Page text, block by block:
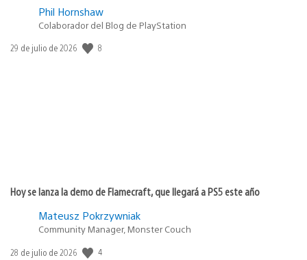
Phil Hornshaw
Colaborador del Blog de PlayStation
Fecha
29 de julio de 2026 8
Hoy se lanza la demo de Flamecraft, que llegará a PS5 este año
Mateusz Pokrzywniak
Community Manager, Monster Couch
Fecha
28 de julio de 2026 4